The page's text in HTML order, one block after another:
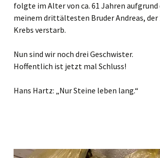
folgte im Alter von ca. 61 Jahren
meinem drittältesten Bruder Andreas,
Krebs verstarb.
Nun sind wir noch drei Geschwister.
Hoffentlich ist jetzt mal Schluss!
Hans Hartz: „Nur Steine leben lang.“